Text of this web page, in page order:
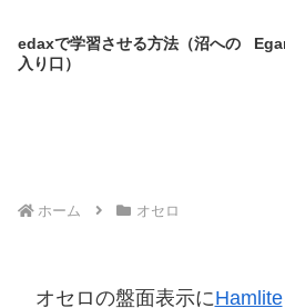
edaxで学習させる方法（沼への
入り口）
ホーム オセロ
オセロの盤面表示にHamlite